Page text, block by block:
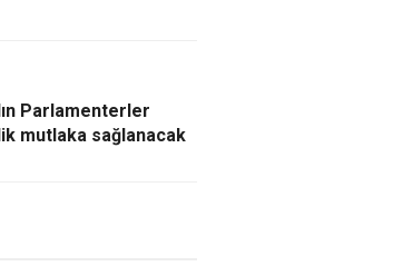
Parlamenterler
mutlaka sağlanacak